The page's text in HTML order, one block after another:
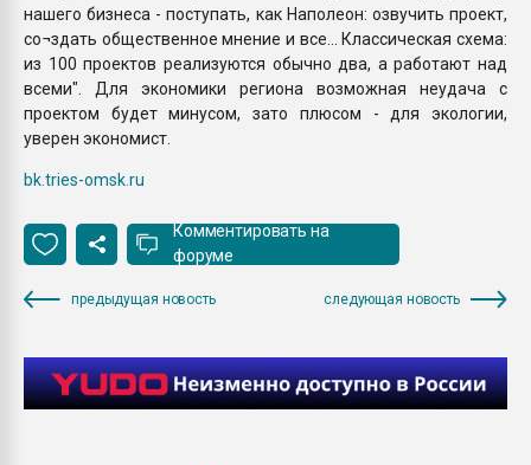
нашего бизнеса - поступать, как Наполеон: озвучить проект,
со¬здать общественное мнение и все... Классическая схема:
из 100 проектов реализуются обычно два, а работают над
всеми". Для экономики региона возможная неудача с
проектом будет минусом, зато плюсом - для экологии,
уверен экономист.
bk.tries-omsk.ru
Комментировать на
форуме
предыдущая новость следующая новость